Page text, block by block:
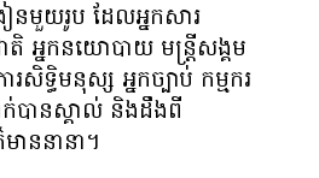
ន​មួយ​រូប ដែល​អ្នក​សារ
តិ អ្នក​នយោបាយ មន្ត្រី​សង្គម​
សិទ្ធិ​មនុស្ស អ្នក​ច្បាប់ កម្មករ​
ក់​បាន​ស្គាល់ និង​ដឹង​ពី​
ាន​នានា។